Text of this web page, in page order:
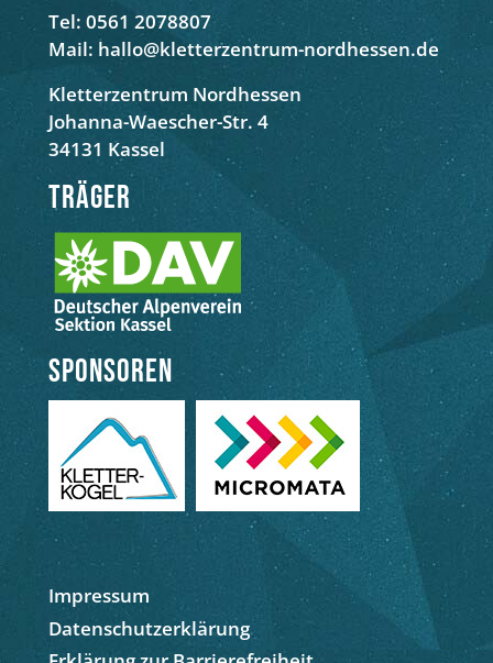
Tel: 0561 2078807
Mail: hallo@kletterzentrum-nordhessen.de
Kletterzentrum Nordhessen
Johanna-Waescher-Str. 4
34131 Kassel
Träger
Sponsoren
Impressum
Datenschutzerklärung